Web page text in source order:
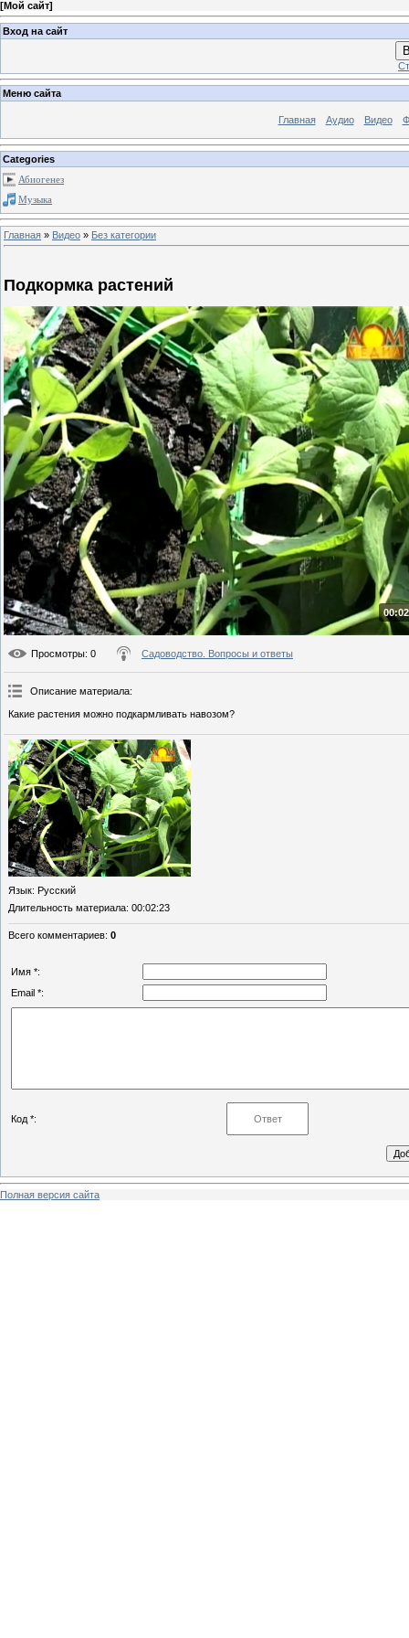
[Мой сайт]
Вход на сайт
Меню сайта
Главная Аудио Видео
Categories
Абиогенез
Музыка
Главная » Видео » Без категории
Подкормка растений
Просмотры: 0 Садоводство. Вопросы и ответы
Описание материала:
Какие растения можно подкармливать навозом?
Язык: Русский
Длительность материала: 00:02:23
Всего комментариев: 0
Имя *:
Email *:
Код *:
Полная версия сайта